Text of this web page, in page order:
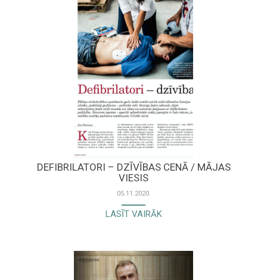
DEFIBRILATORI – DZĪVĪBAS CENĀ / MĀJAS
VIESIS
05.11.2020.
LASĪT VAIRĀK